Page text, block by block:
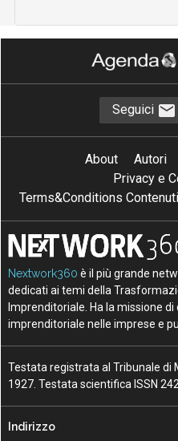
Seguici
About Autori
Privacy e
Terms&Conditions
Nextwork360 è il più grande
dedicati ai temi della
Imprenditoriale. Ha la missione
imprenditoriale nelle imprese e
Testata registrata al Tribunale di
1927. Testata scientifica ISSN
Indirizzo